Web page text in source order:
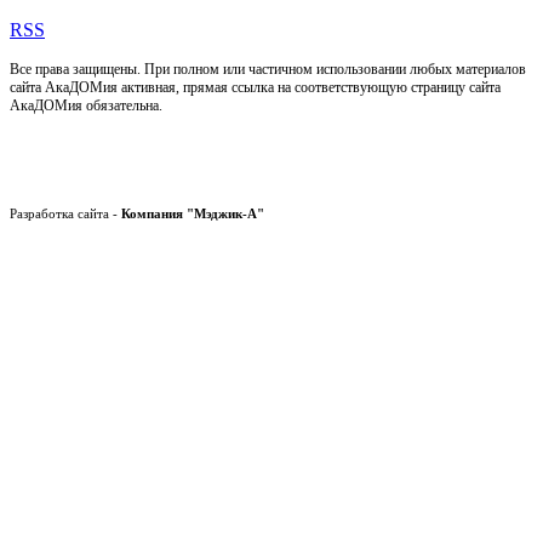
RSS
Все права защищены. При полном или частичном использовании любых материалов
сайта АкаДОМия активная, прямая ссылка на соответствующую страницу сайта
АкаДОМия обязательна.
Разработка сайта - Компания "Мэджик-А"